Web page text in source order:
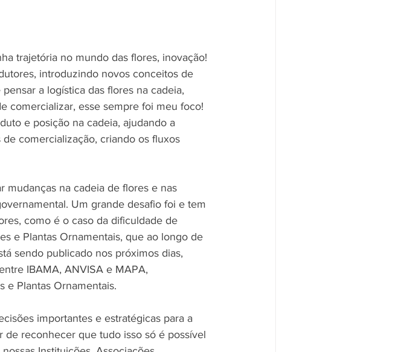
trajetória no mundo das flores, inovação!
introduzindo novos conceitos de
a logística das flores na cadeia,
comercializar, esse sempre foi meu foco!
e posição na cadeia, ajudando a
comercialização, criando os fluxos
mudanças na cadeia de flores e nas
Um grande desafio foi e tem
como é o caso da dificuldade de
e Plantas Ornamentais, que ao longo de
sendo publicado nos próximos dias,
IBAMA, ANVISA e MAPA,
e Plantas Ornamentais.
importantes e estratégicas para a
de reconhecer que tudo isso só é possível